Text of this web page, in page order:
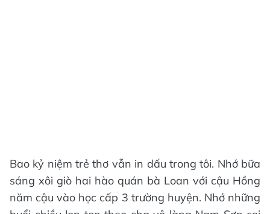
Bao kỷ niệm trẻ thơ vẫn in dấu trong tôi. Nhớ bữa
sáng xôi giò hai hào quán bà Loan với cậu Hồng
năm cậu vào học cấp 3 trường huyện. Nhớ những